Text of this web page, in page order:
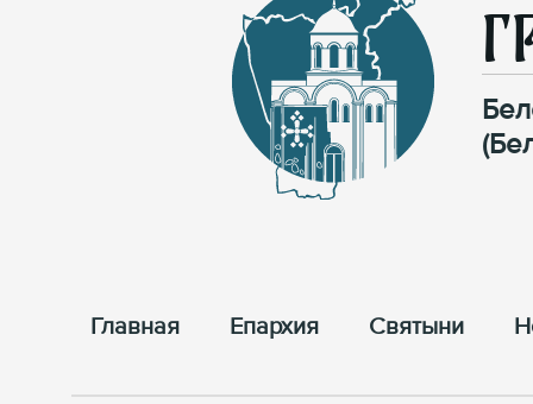
Главная Епархия Cвятыни